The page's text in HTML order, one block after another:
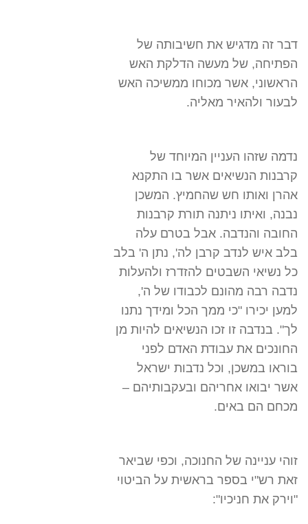
דבר זה מדגיש את חשיבותה של
הפתיחה, של מעשה הדלקת האש
הראשוני, אשר מכוחו ממשיכה האש
לבעור ולהאיר מאליה.
נדמה שזהו העניין המיוחד של
קרבנות הנשיאים אשר בו התקנא
אהרן ואותו חש שהחמיץ. המשכן
נבנה, ואיתו ניתנה תורת קרבנות
החובה והנדבה. אבל בטרם עלה
בלב איש לנדב קרבן לה', נתן ה' בלב
כל נשיאי השבטים להזדרז ולהעלות
נדבה רבה מהונם לכבודו של ה',
למען יכירו "כי ממך הכל ומידך נתנו
לך". בנדבה זו זכו הנשיאים להיות מן
החונכים את עבודת האדם לפני
בוראו במשכן, וכל נדבות ישראל
אשר יבואו אחריהם ובעקבותיהם –
מכחם הם באים.
זוהי עניינה של החנוכה, וכפי שביאר
זאת רש"י בספר בראשית על הביטוי
"וירק את חניכיו":